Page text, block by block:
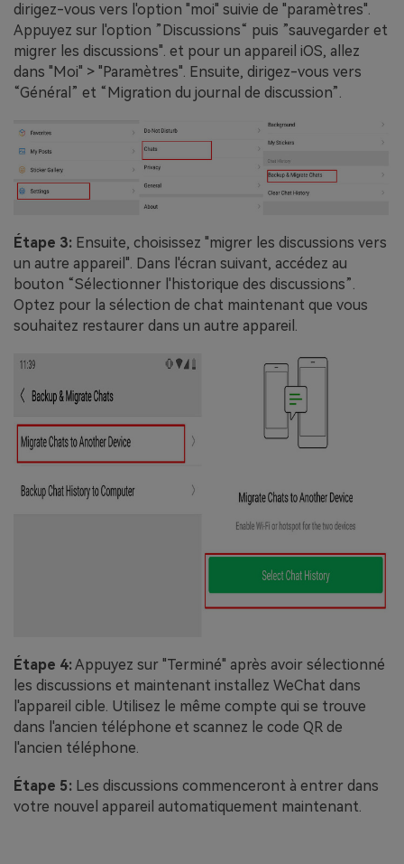
dirigez-vous vers l'option "moi" suivie de "paramètres".
Appuyez sur l'option ”Discussions“ puis ”sauvegarder et
migrer les discussions". et pour un appareil iOS, allez
dans "Moi" > "Paramètres". Ensuite, dirigez-vous vers
“Général” et “Migration du journal de discussion”.
Étape 3: Ensuite, choisissez "migrer les discussions vers
un autre appareil". Dans l'écran suivant, accédez au
bouton “Sélectionner l'historique des discussions”.
Optez pour la sélection de chat maintenant que vous
souhaitez restaurer dans un autre appareil.
Étape 4:Appuyez sur "Terminé" après avoir sélectionné
les discussions et maintenant installez WeChat dans
l'appareil cible. Utilisez le même compte qui se trouve
dans l'ancien téléphone et scannez le code QR de
l'ancien téléphone.
Étape 5: Les discussions commenceront à entrer dans
votre nouvel appareil automatiquement maintenant.